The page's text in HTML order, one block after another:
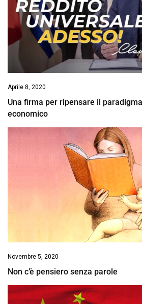
Aprile 8, 2020
Una firma per ripensare il
economico
Novembre 5, 2020
Non c’è pensiero senza parole